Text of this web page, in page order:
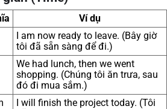
Ví dụ
I am now ready to leave. (Bây giờ
tôi đã sẵn sàng để đi.)
We had lunch, then we went
shopping. (Chúng tôi ăn trưa, sau
đó đi mua sắm.)
I will finish the project today. (Tôi